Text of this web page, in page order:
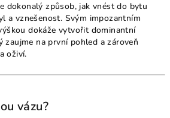
dokonalý způsob, jak vnést do bytu
a vznešenost. Svým impozantním
dokáže vytvořit dominantní
zaujme na první pohled a zároveň
oživí.
vázu?